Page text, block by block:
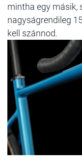
mintha egy másik,
nagyságrendileg
kell szánnod.